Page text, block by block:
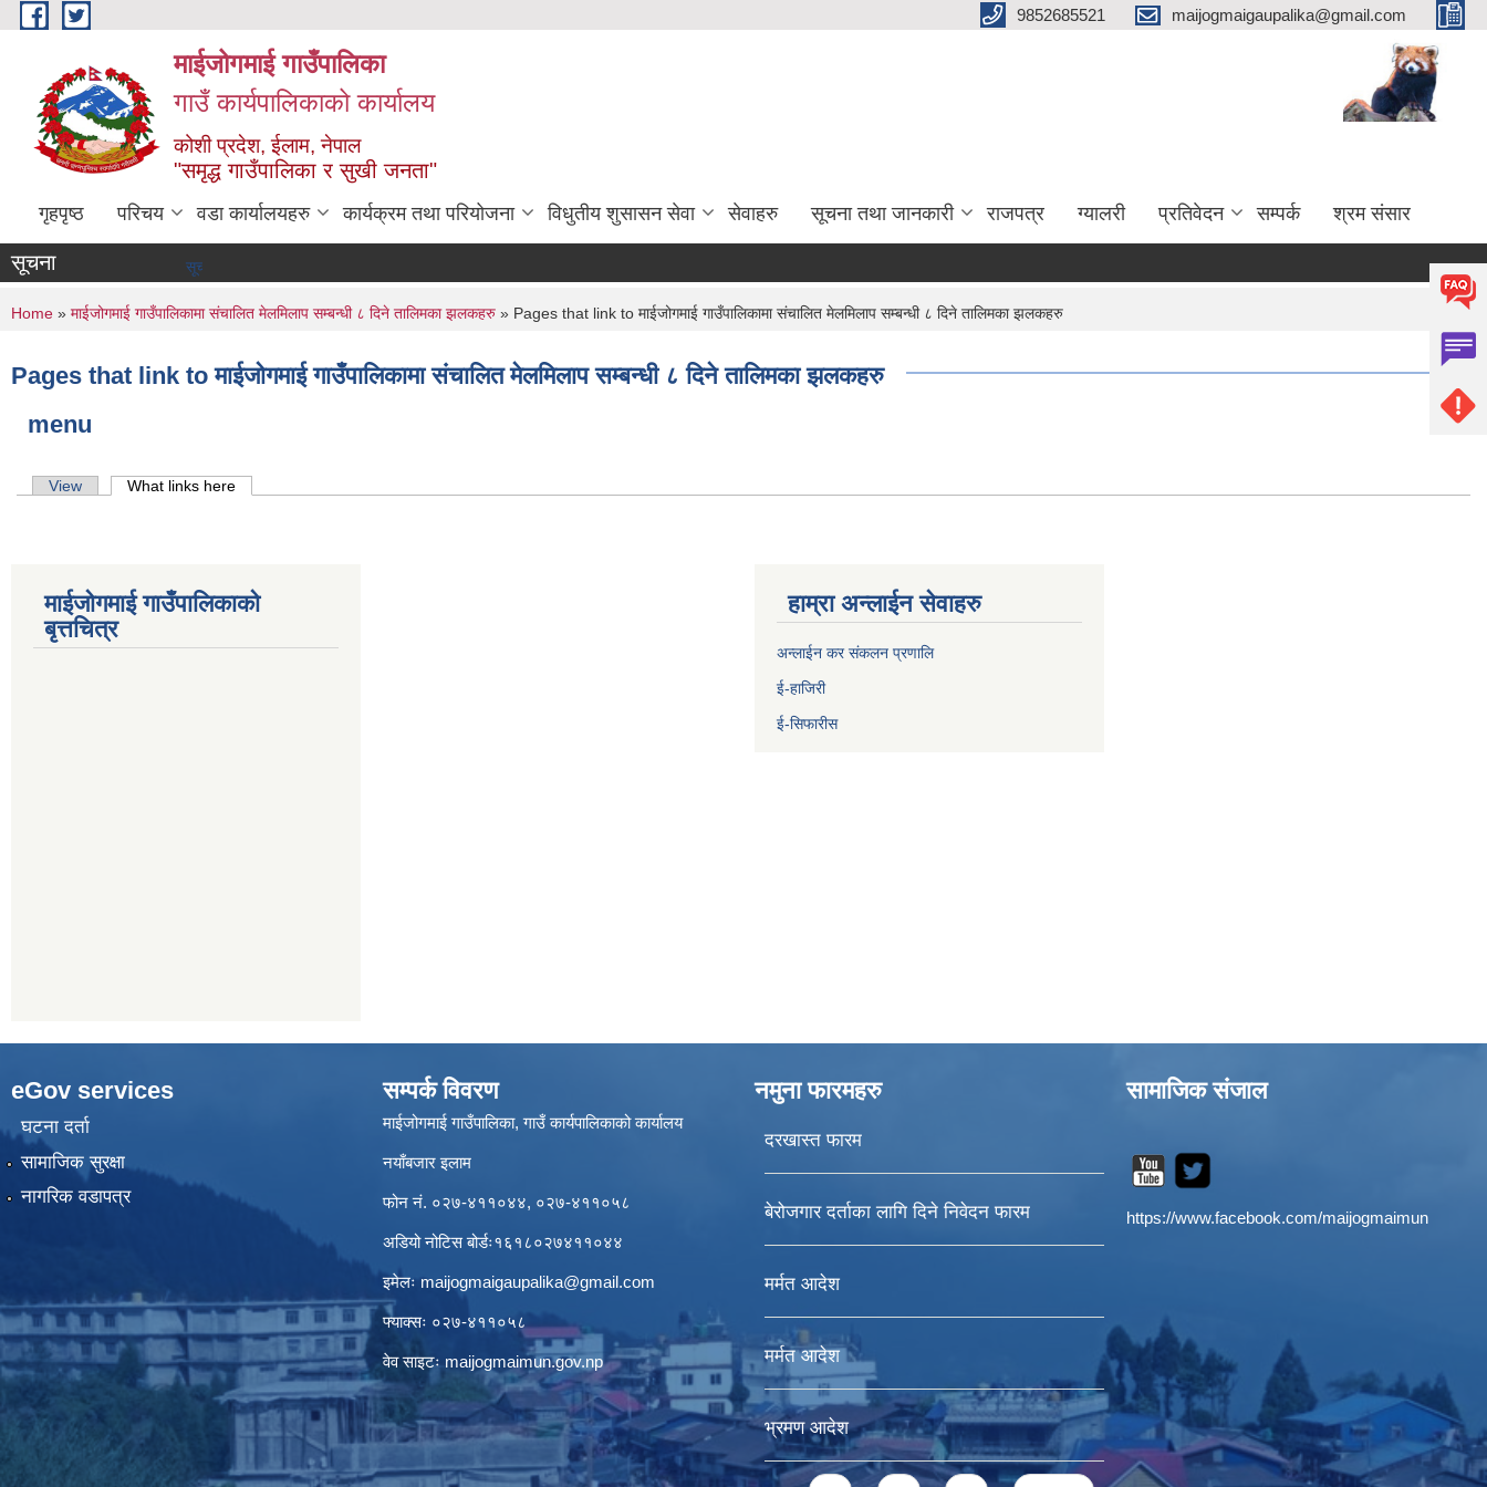
Skip to main content 9852685521 maijogmaigaupalika@gmail.com
माईजोगमाई गाउँपालिका
गाउँ कार्यपालिकाको कार्यालय
कोशी प्रदेश, ईलाम, नेपाल
"समृद्ध गाउँपालिका र सुखी जनता"
गृहपृष्ठ परिचय वडा कार्यालयहरु कार्यक्रम तथा परियोजना विधुतीय शुसासन सेवा सेवाहरु सूचना तथा जानकारी राजपत्र ग्यालरी प्रतिवेदन सम्पर्क श्रम संसार
सूचना सूचना तथा समाचार
You are here
Home » माईजोगमाई गाउँपालिकामा संचालित मेलमिलाप सम्बन्धी ८ दिने तालिमका झलकहरु » Pages that link to माईजोगमाई गाउँपालिकामा संचालित मेलमिलाप सम्बन्धी ८ दिने तालिमका झलकहरु
Pages that link to माईजोगमाई गाउँपालिकामा संचालित मेलमिलाप सम्बन्धी ८ दिने तालिमका झलकहरु
menu
Primary tabs
View What links here
माईजोगमाई गाउँपालिकाको
बृत्तचित्र
हाम्रा अन्लाईन सेवाहरु
अन्लाईन कर संकलन प्रणालि
ई-हाजिरी
ई-सिफारीस
eGov services
घटना दर्ता
सामाजिक सुरक्षा
नागरिक वडापत्र
सम्पर्क विवरण
माईजोगमाई गाउँपालिका, गाउँ कार्यपालिकाको कार्यालय
नयाँबजार इलाम
फोन नं. ०२७-४११०४४, ०२७-४११०५८
अडियो नोटिस बोर्डः१६१८०२७४११०४४
इमेलः maijogmaigaupalika@gmail.com
फ्याक्सः ०२७-४११०५८
वेव साइटः maijogmaimun.gov.np
नमुना फारमहरु
दरखास्त फारम
बेरोजगार दर्ताका लागि दिने निवेदन फारम
मर्मत आदेश
मर्मत आदेश
भ्रमण आदेश
सामाजिक संजाल
https://www.facebook.com/maijogmaimun